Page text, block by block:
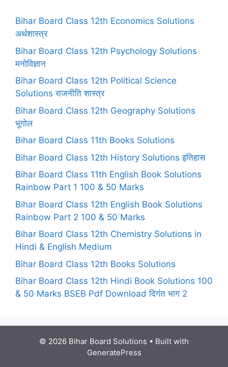
Bihar Board Class 12th Economics Solutions
अर्थशास्त्र
Bihar Board Class 12th Psychology Solutions
मनोविज्ञान
Bihar Board Class 12th Political Science
Solutions राजनीति शास्त्र
Bihar Board Class 12th Geography Solutions
भूगोल
Bihar Board Class 11th Books Solutions
Bihar Board Class 12th History Solutions इतिहास
Bihar Board Class 11th English Book Solutions
Rainbow Part 1 100 & 50 Marks
Bihar Board Class 12th English Book Solutions
Rainbow Part 2 100 & 50 Marks
Bihar Board Class 12th Chemistry Solutions in
Hindi & English Medium
Bihar Board Class 12th Books Solutions
Bihar Board Class 12th Hindi Book Solutions 100
& 50 Marks BSEB Pdf Download दिगंत भाग 2
© 2026 Bihar Board Solutions • Built with
GeneratePress